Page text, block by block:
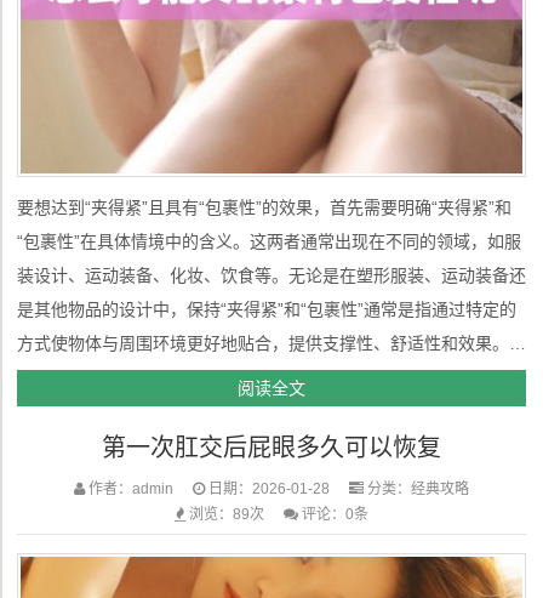
要想达到“夹得紧”且具有“包裹性”的效果，首先需要明确“夹得紧”和
“包裹性”在具体情境中的含义。这两者通常出现在不同的领域，如服
装设计、运动装备、化妆、饮食等。无论是在塑形服装、运动装备还
是其他物品的设计中，保持“夹得紧”和“包裹性”通常是指通过特定的
方式使物体与周围环境更好地贴合，提供支撑性、舒适性和效果。
以下是针对如何实现“夹得紧”和“包裹性”在不同领域中的具体分析。
一、在服装领域：塑形服装与内衣在塑形服装（如束身衣、塑...
阅读全文
第一次肛交后屁眼多久可以恢复
作者：admin 日期：2026-01-28 分类： 经典攻略
浏览：89次
评论：0条